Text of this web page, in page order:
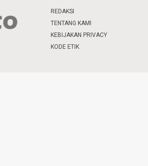
REDAKSI
TENTANG KAMI
KEBIJAKAN PRIVACY
KODE ETIK